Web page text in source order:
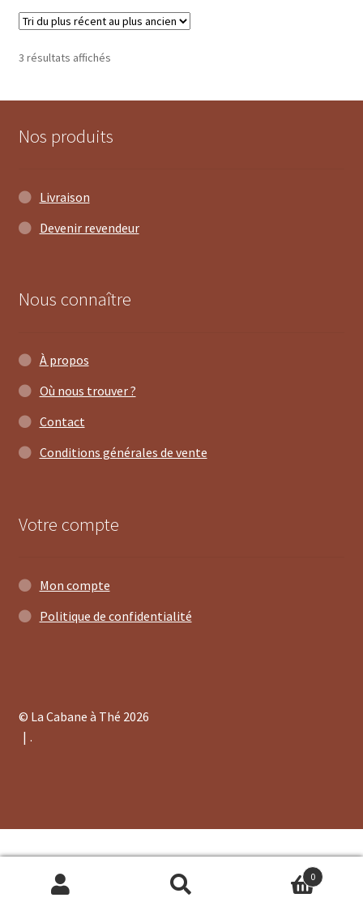
3 résultats affichésTrié
plus
Nos produits
Livraison
Devenir revendeur
Nous connaître
À propos
Où nous trouver ?
Contact
Conditions générales de vente
Votre compte
Mon compte
Politique de confidentialité
© La Cabane à Thé 2026
.
Recherche
Recherche
0